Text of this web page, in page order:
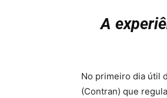
A
No primeiro dia útil
(Contran) que